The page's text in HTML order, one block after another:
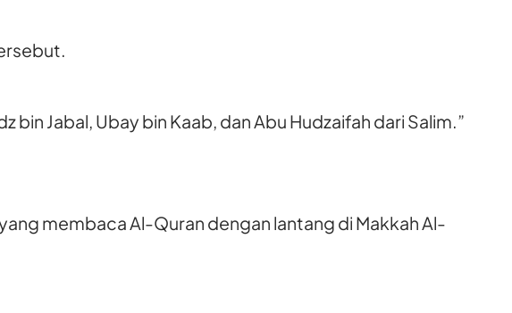
Jabal, Ubay bin Kaab, dan Abu Hudzaifah dari Salim.”
membaca Al-Quran dengan lantang di Makkah Al-